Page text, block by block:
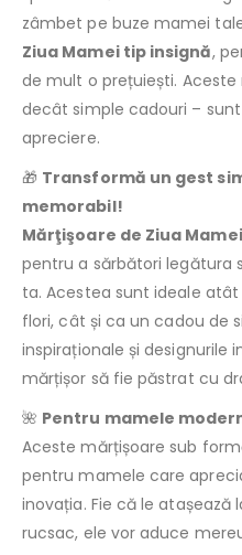
zâmbet pe buze mamei
Ziua Mamei tip insignă,
de mult o prețuiești.
decât simple cadouri –
apreciere.
🎁 Transformă un gest
memorabil!
Mărţişoare de Ziua
pentru a sărbători legătura
ta. Acestea sunt ideale
flori, cât și ca un cadou de
inspiraționale și designurile
mărțișor să fie păstrat cu
🌺 Pentru mamele
Aceste mărțișoare sub
pentru mamele care
inovația. Fie că le atașează
rucsac, ele vor aduce